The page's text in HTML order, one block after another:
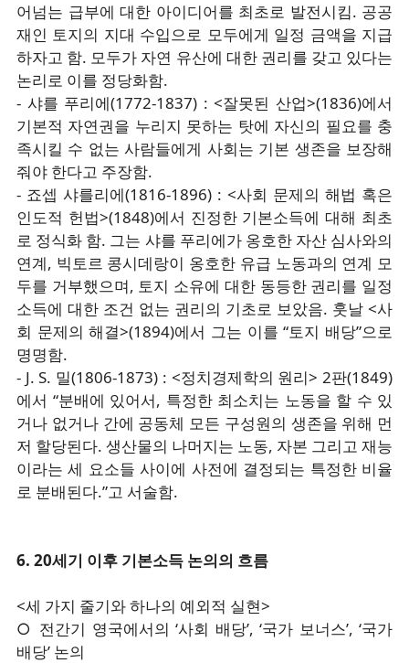
어넘는 급부에 대한 아이디어를 최초로 발전시킴. 공공
재인 토지의 지대 수입으로 모두에게 일정 금액을 지급
하자고 함. 모두가 자연 유산에 대한 권리를 갖고 있다는
논리로 이를 정당화함.
- 샤를 푸리에(1772-1837) : <잘못된 산업>(1836)에서
기본적 자연권을 누리지 못하는 탓에 자신의 필요를 충
족시킬 수 없는 사람들에게 사회는 기본 생존을 보장해
줘야 한다고 주장함.
- 죠셉 샤를리에(1816-1896) : <사회 문제의 해법 혹은
인도적 헌법>(1848)에서 진정한 기본소득에 대해 최초
로 정식화 함. 그는 샤를 푸리에가 옹호한 자산 심사와의
연계, 빅토르 콩시데랑이 옹호한 유급 노동과의 연계 모
두를 거부했으며, 토지 소유에 대한 동등한 권리를 일정
소득에 대한 조건 없는 권리의 기초로 보았음. 훗날 <사
회 문제의 해결>(1894)에서 그는 이를 “토지 배당”으로
명명함.
- J. S. 밀(1806-1873) : <정치경제학의 원리> 2판(1849)
에서 “분배에 있어서, 특정한 최소치는 노동을 할 수 있
거나 없거나 간에 공동체 모든 구성원의 생존을 위해 먼
저 할당된다. 생산물의 나머지는 노동, 자본 그리고 재능
이라는 세 요소들 사이에 사전에 결정되는 특정한 비율
로 분배된다.”고 서술함.
6. 20세기 이후 기본소득 논의의 흐름
<세 가지 줄기와 하나의 예외적 실현>
○ 전간기 영국에서의 ‘사회 배당’, ‘국가 보너스’, ‘국가
배당’ 논의